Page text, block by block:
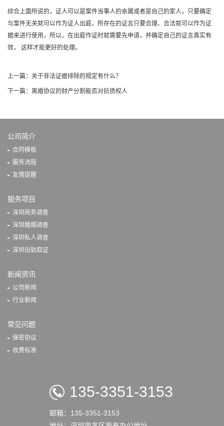
综合上面所说的，证人可以是案件当事人的亲属或者是自己的家人，只要确定
与案件无关就可以作为证人出庭，所存在的证言只要合理、合法就可以作为证
据来进行使用，所以，在出庭作证时就需要先申请，并确定自己的证言真实有
效， 这样才能更好的处理。
上一篇： 关于非法证据排除的规定有什么？
下一篇： 离婚协议的财产分割能否对抗债权人
公司简介
合同模板
服务流程
友情提醒
服务项目
深圳商务调查
深圳婚姻调查
深圳私人调查
深圳出轨取证
新闻资讯
公司新闻
行业新闻
常见问题
保密协议
收费标准
135-3351-3153
邮箱：135-3351-3153